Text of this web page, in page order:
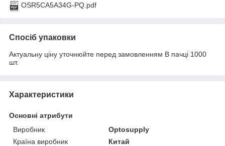
OSR5CA5A34G-PQ.pdf
Спосіб упаковки
Актуальну ціну уточнюйте перед замовленням В пачці 1000
шт.
Характеристики
Основні атрибути
Виробник
Optosupply
Країна виробник
Китай